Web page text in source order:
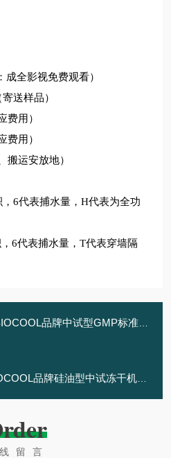
：成全影视免费观看）
送样品）
相应费用）
费用）
运安放地）
6代表捕水量，H代表为全功
6代表捕水量，T代表穿墙隔
品牌中试型GMP标准冻干机
品牌硅油型中试冻干机（0.2平）
留言